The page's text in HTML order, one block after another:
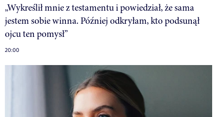
„Wykreślił mnie z testamentu i powiedział, że sama
jestem sobie winna. Później odkryłam, kto podsunął
ojcu ten pomysł”
20:00